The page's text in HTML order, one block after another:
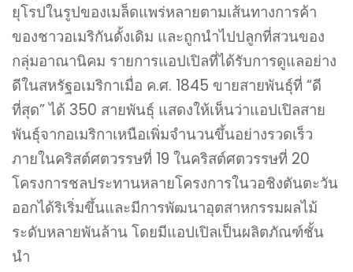
ยุโรปในรูปของเมล็ดแพร่หลายตามเส้นทางการค้า
ของชาวอเมริกันดั้งเดิม และถูกนำไปปลูกที่สวนของ
กลุ่มอาณานิคม รายการแอปเปิลที่ได้รับการดูแลอย่าง
ดีในสหรัฐอเมริกาเมื่อ ค.ศ. 1845 ขายสายพันธุ์ที่ “ดี
ที่สุด” ได้ 350 สายพันธุ์ แสดงให้เห็นว่าแอปเปิลสาย
พันธุ์จากอเมริกาเหนือเพิ่มจำนวนขึ้นอย่างรวดเร็ว
ภายในคริสต์ศตวรรษที่ 19 ในคริสต์ศตวรรษที่ 20
โครงการชลประทานหลายโครงการในวอชิงตันตะวัน
ออกได้ริเริ่มขึ้นและมีการพัฒนาอุตสาหกรรมผลไม้
ระดับหลายพันล้าน โดยมีแอปเปิลเป็นผลิตภัณฑ์ชั้น
นำ